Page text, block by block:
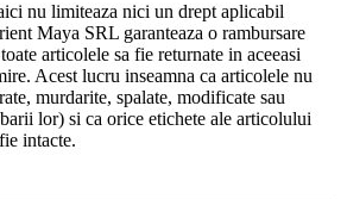
nu limiteaza nici un drept aplicabil
Maya SRL garanteaza o rambursare
articolele sa fie returnate in aceeasi
Acest lucru inseamna ca articolele nu
murdarite, spalate, modificate sau
lor) si ca orice etichete ale articolului
intacte.